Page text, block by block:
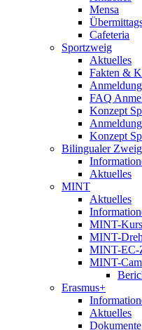
Mensa
Cafeteria
Sportzweig
Aktuelles
Fakten &
FAQ
Konzept
Konzept
Bilingualer Zweig
Aktuelles
MINT
Aktuelles
MINT-
MINT-
MINT-EC-
MINT-
Erasmus+
Aktuelles
Dokumente